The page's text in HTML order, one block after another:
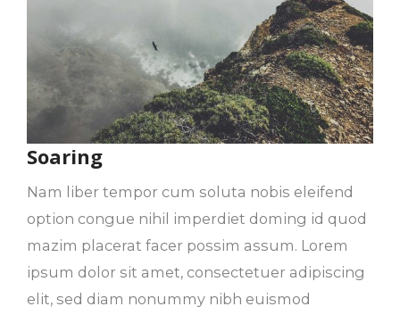
Soaring
Nam liber tempor cum soluta nobis eleifend
option congue nihil imperdiet doming id quod
mazim placerat facer possim assum. Lorem
ipsum dolor sit amet, consectetuer adipiscing
elit, sed diam nonummy nibh euismod